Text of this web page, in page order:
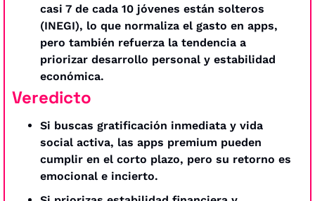
casi 7 de cada 10 jóvenes están solteros
(INEGI), lo que normaliza el gasto en apps,
pero también refuerza la tendencia a
priorizar desarrollo personal y estabilidad
económica.
Veredicto
Si buscas gratificación inmediata y vida
social activa, las apps premium pueden
cumplir en el corto plazo, pero su retorno es
emocional e incierto.